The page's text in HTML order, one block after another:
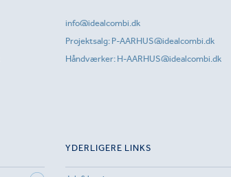
info@idealcombi.dk
Projektsalg: P-AARHUS@idealcombi.dk
Håndværker: H-AARHUS@idealcombi.dk
YDERLIGERE LINKS